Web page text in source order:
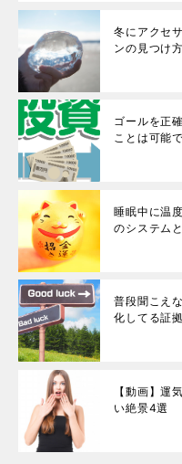
冬にアクセ
ンの見つけ方
ゴールを正
ことは可能
睡眠中に温
のシステム
普段聞こえ
化してる証拠
【動画】運
い絶景4選